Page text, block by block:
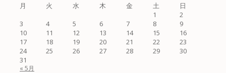
月
火 水 木 金 土
日
1
2
3
4 5 6 7 8
9
10
11 12 13 14 15
16
17
18 19 20 21 22
23
24
25 26 27 28 29
30
31
« 5月